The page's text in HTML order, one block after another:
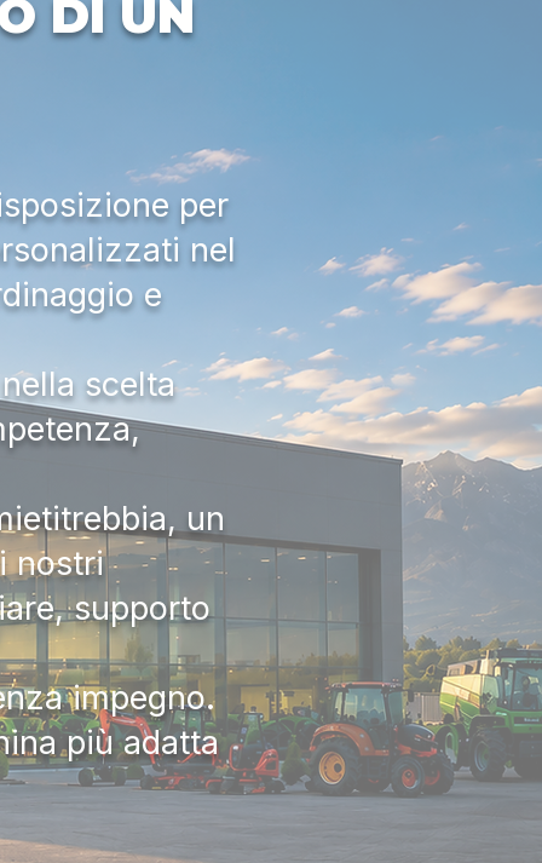
DI UN
per
nel
e
scelta
un
nostri
supporto
impegno.
più adatta